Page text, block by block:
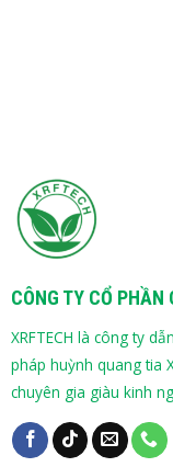
CÔNG TY CỔ PHẦN
XRFTECH là công ty
pháp huỳnh quang tia
chuyên gia giàu kinh